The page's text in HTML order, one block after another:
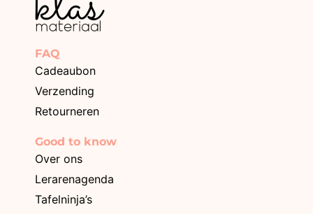
FAQ
Cadeaubon
Verzending
Retourneren
Good to know
Over ons
Lerarenagenda
Tafelninja’s